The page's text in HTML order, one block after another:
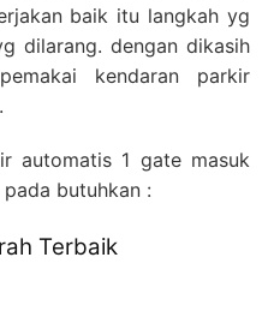
baik itu langkah yg
dilarang. dengan dikasih
kendaran parkir
automatis 1 gate masuk
butuhkan :
Terbaik